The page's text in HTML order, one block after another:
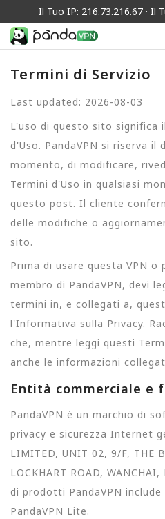
Il Tuo IP: 216.73.216.67 · Il
Termini di Servizio
Last updated: 2026-08-03
L'uso di questo sito significa
d'Uso. PandaVPN si riserva il
momento, di modificare,
Termini d'Uso in qualsiasi
questo post. Il cliente
delle modifiche o
sito.
Prima di usare questa VPN
membro di PandaVPN, devi
termini in, e collegati a,
l'Informativa sulla Privacy.
che, mentre leggi questi
anche le informazioni
Entità commerciale e
PandaVPN è un marchio di
privacy e sicurezza Internet
LIMITED, UNIT 02, 9/F, THE
LOCKHART ROAD,
di prodotti PandaVPN include
PandaVPN Lite.